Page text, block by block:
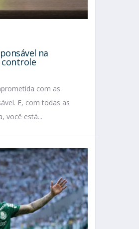
na
controle
com as
E, com todas as
você está...